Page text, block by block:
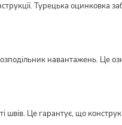
Турецька оцинковка
навантажень. Це
Це гарантує, що